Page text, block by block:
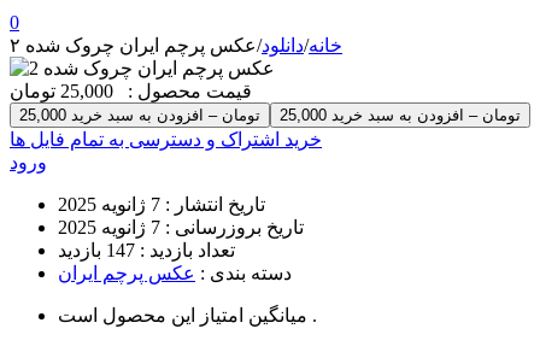
0
خانه/دانلود/عکس پرچم ایران چروک شده ۲
قیمت محصول : 25,000 تومان
25,000 تومان – افزودن به سبد خرید
خرید اشتراک و دسترسی به تمام فایل ها
ورود
تاریخ انتشار : 7 ژانویه 2025
تاریخ بروزرسانی : 7 ژانویه 2025
تعداد بازدید : 147 بازدید
دسته بندی : عکس پرچم ایران
میانگین امتیاز این محصول است .